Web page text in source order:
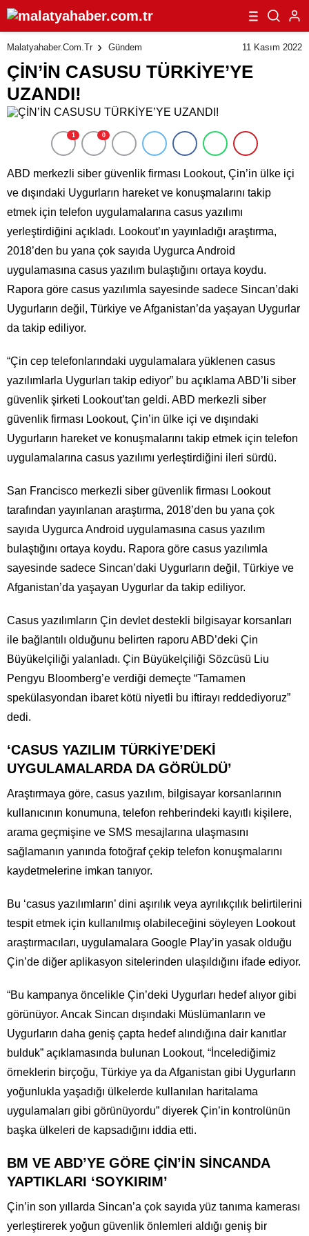
Malatyahaber.com.tr Gündem 11 Kasım 2022
ÇİN’İN CASUSU TÜRKİYE’YE
UZANDI!
1 0
ABD merkezli siber güvenlik firması Lookout, Çin’in ülke içi
ve dışındaki Uygurların hareket ve konuşmalarını takip
etmek için telefon uygulamalarına casus yazılımı
yerleştirdiğini açıkladı. Lookout’ın yayınladığı araştırma,
2018’den bu yana çok sayıda Uygurca Android
uygulamasına casus yazılım bulaştığını ortaya koydu.
Rapora göre casus yazılımla sayesinde sadece Sincan’daki
Uygurların değil, Türkiye ve Afganistan’da yaşayan Uygurlar
da takip ediliyor.
“Çin cep telefonlarındaki uygulamalara yüklenen casus
yazılımlarla Uygurları takip ediyor” bu açıklama ABD’li siber
güvenlik şirketi Lookout’tan geldi. ABD merkezli siber
güvenlik firması Lookout, Çin’in ülke içi ve dışındaki
Uygurların hareket ve konuşmalarını takip etmek için telefon
uygulamalarına casus yazılımı yerleştirdiğini ileri sürdü.
San Francisco merkezli siber güvenlik firması Lookout
tarafından yayınlanan araştırma, 2018’den bu yana çok
sayıda Uygurca Android uygulamasına casus yazılım
bulaştığını ortaya koydu. Rapora göre casus yazılımla
sayesinde sadece Sincan’daki Uygurların değil, Türkiye ve
Afganistan’da yaşayan Uygurlar da takip ediliyor.
Casus yazılımların Çin devlet destekli bilgisayar korsanları
ile bağlantılı olduğunu belirten raporu ABD’deki Çin
Büyükelçiliği yalanladı. Çin Büyükelçiliği Sözcüsü Liu
Pengyu Bloomberg’e verdiği demeçte “Tamamen
spekülasyondan ibaret kötü niyetli bu iftirayı reddediyoruz”
dedi.
‘CASUS YAZILIM TÜRKİYE’DEKİ
UYGULAMALARDA DA GÖRÜLDÜ’
Araştırmaya göre, casus yazılım, bilgisayar korsanlarının
kullanıcının konumuna, telefon rehberindeki kayıtlı kişilere,
arama geçmişine ve SMS mesajlarına ulaşmasını
sağlamanın yanında fotoğraf çekip telefon konuşmalarını
kaydetmelerine imkan tanıyor.
Bu ‘casus yazılımların’ dini aşırılık veya ayrılıkçılık belirtilerini
tespit etmek için kullanılmış olabileceğini söyleyen Lookout
araştırmacıları, uygulamalara Google Play’in yasak olduğu
Çin’de diğer aplikasyon sitelerinden ulaşıldığını ifade ediyor.
“Bu kampanya öncelikle Çin’deki Uygurları hedef alıyor gibi
görünüyor. Ancak Sincan dışındaki Müslümanların ve
Uygurların daha geniş çapta hedef alındığına dair kanıtlar
bulduk” açıklamasında bulunan Lookout, “İncelediğimiz
örneklerin birçoğu, Türkiye ya da Afganistan gibi Uygurların
yoğunlukla yaşadığı ülkelerde kullanılan haritalama
uygulamaları gibi görünüyordu” diyerek Çin’in kontrolünün
başka ülkeleri de kapsadığını iddia etti.
BM VE ABD’YE GÖRE ÇİN’İN SİNCANDA
YAPTIKLARI ‘SOYKIRIM’
Çin’in son yıllarda Sincan’a çok sayıda yüz tanıma kamerası
yerleştirerek yoğun güvenlik önlemleri aldığı geniş bir